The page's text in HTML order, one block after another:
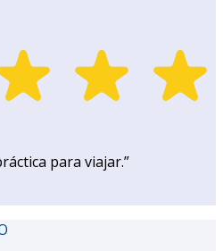
para viajar.”